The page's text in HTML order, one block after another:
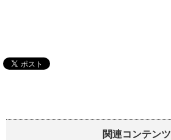
関連コンテンツ